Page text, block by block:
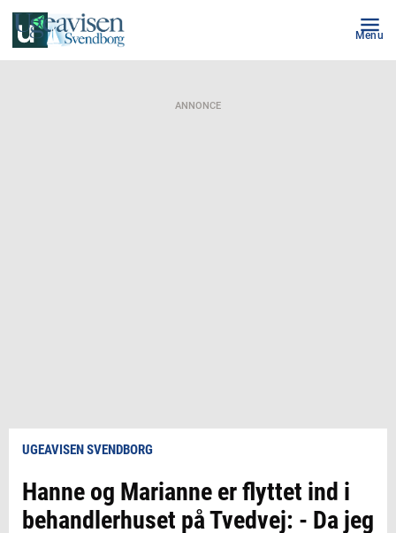
Menu
ANNONCE
UGEAVISEN SVENDBORG
Hanne og Marianne er flyttet ind i
behandlerhuset på Tvedvej: - Da jeg